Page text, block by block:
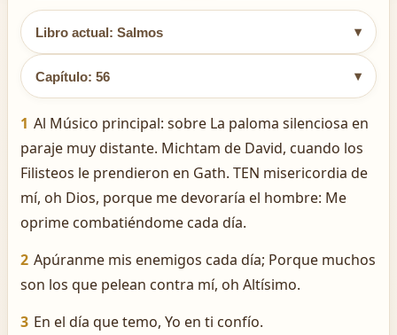
Libro actual: Salmos ▾
Capítulo: 56 ▾
1 Al Músico principal: sobre La paloma silenciosa en
paraje muy distante. Michtam de David, cuando los
Filisteos le prendieron en Gath. TEN misericordia de
mí, oh Dios, porque me devoraría el hombre: Me
oprime combatiéndome cada día.
2 Apúranme mis enemigos cada día; Porque muchos
son los que pelean contra mí, oh Altísimo.
3 En el día que temo, Yo en ti confío.